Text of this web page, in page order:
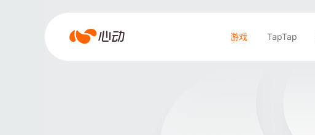
爱
游戏 TapTap